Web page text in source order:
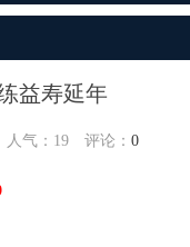
益寿延年
气： 19 评论： 0